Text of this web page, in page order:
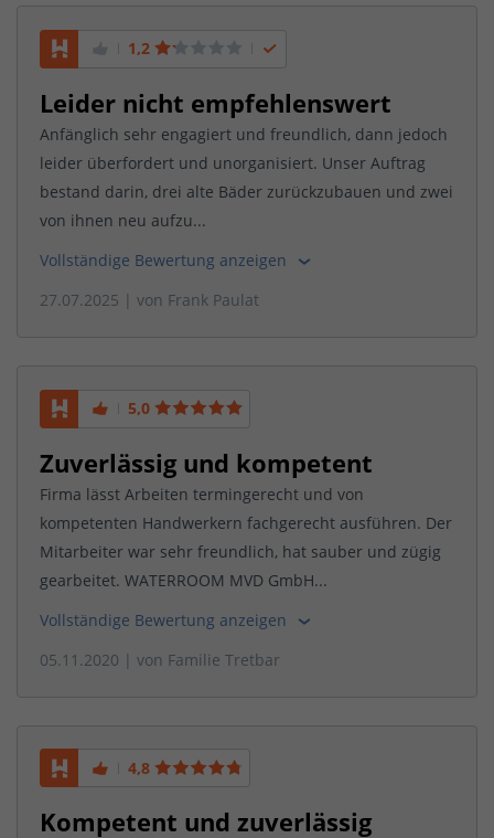
1,2
Leider nicht empfehlenswert
Anfänglich sehr engagiert und freundlich, dann jedoch
leider überfordert und unorganisiert. Unser Auftrag
bestand darin, drei alte Bäder zurückzubauen und zwei
von ihnen neu aufzu...
Vollständige Bewertung anzeigen
27.07.2025 | von Frank Paulat
5,0
Zuverlässig und kompetent
Firma lässt Arbeiten termingerecht und von
kompetenten Handwerkern fachgerecht ausführen. Der
Mitarbeiter war sehr freundlich, hat sauber und zügig
gearbeitet. WATERROOM MVD GmbH...
Vollständige Bewertung anzeigen
05.11.2020 | von Familie Tretbar
4,8
Kompetent und zuverlässig